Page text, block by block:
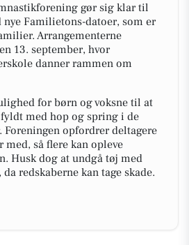
gør sig klar til
nye Familietons-datoer, som er
Arrangementerne
13. september, hvor
danner rammen om
for børn og voksne til at
med hop og spring i de
opfordrer deltagere
så flere kan opleve
Husk dog at undgå tøj med
redskaberne kan tage skade.